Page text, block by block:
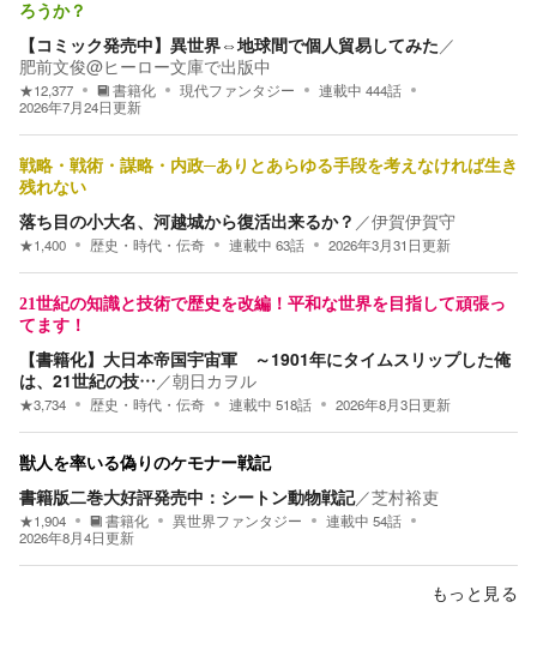
ろうか？
【コミック発売中】異世界⇔地球間で個人貿易してみた ／
肥前文俊@ヒーロー文庫で出版中
★12,377 書籍化 現代ファンタジー 連載中 444話
2026年7月24日更新
戦略・戦術・謀略・内政─ありとあらゆる手段を考えなければ生き
残れない
落ち目の小大名、河越城から復活出来るか？ ／伊賀伊賀守
★1,400 歴史・時代・伝奇 連載中 63話 2026年3月31日更新
21世紀の知識と技術で歴史を改編！平和な世界を目指して頑張っ
てます！
【書籍化】大日本帝国宇宙軍 ～1901年にタイムスリップした俺
は、21世紀の技… ／朝日カヲル
★3,734 歴史・時代・伝奇 連載中 518話 2026年8月3日更新
獣人を率いる偽りのケモナー戦記
書籍版二巻大好評発売中：シートン動物戦記／芝村裕吏
★1,904 書籍化 異世界ファンタジー 連載中 54話
2026年8月4日更新
もっと見る